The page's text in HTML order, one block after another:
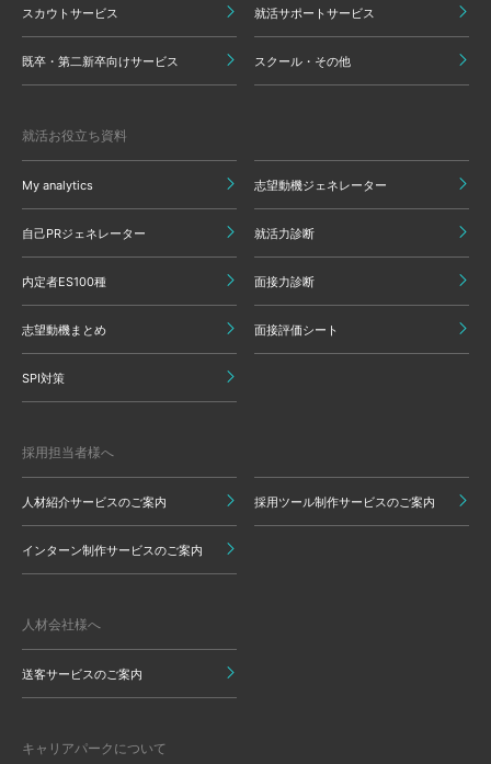
スカウトサービス 就活サポートサービス
既卒・第二新卒向けサービス スクール・その他
就活お役立ち資料
My analytics 志望動機ジェネレーター
自己PRジェネレーター 就活力診断
内定者ES100種 面接力診断
志望動機まとめ 面接評価シート
SPI対策
採用担当者様へ
人材紹介サービスのご案内 採用ツール制作サービスのご案内
インターン制作サービスのご案内
人材会社様へ
送客サービスのご案内
キャリアパークについて